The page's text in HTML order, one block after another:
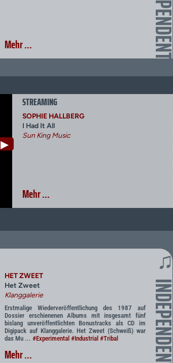
Mehr ...
▶
STREAMING
SOPHIE HALLBERG
I Had It All
Sun King Music
Mehr ...
♫
INDEPENDENT
HET ZWEET
Het Zweet
Klanggalerie
Erstmalige Wiederveröffentlichung des 1987 auf
Dossier erschienenen Albums mit insgesamt fünf
bislang unveröffentlichten Bonustracks als CD im
Digipack auf Klanggalerie. Het Zweet (Schweiß) war
das Mu ... #Experimental #Industrial #Tribal
Mehr ...